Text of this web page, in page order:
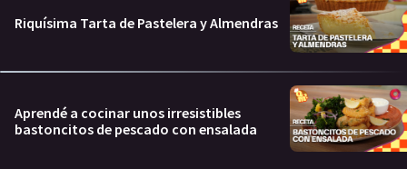
Riquísima Tarta de Pastelera y Almendras
Aprendé a cocinar unos irresistibles
bastoncitos de pescado con ensalada